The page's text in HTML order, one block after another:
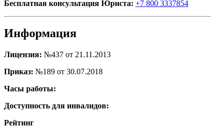
Бесплатная консультация Юриста: +7 800 3337854
Информация
Лицензия: №437 от 21.11.2013
Приказ: №189 от 30.07.2018
Часы работы:
Доступность для инвалидов:
Рейтинг